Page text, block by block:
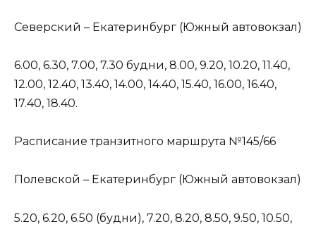
Северский – Екатеринбург (Южный автовокзал)
6.00, 6.30, 7.00, 7.30 будни, 8.00, 9.20, 10.20, 11.40,
12.00, 12.40, 13.40, 14.00, 14.40, 15.40, 16.00, 16.40,
17.40, 18.40.
Расписание транзитного маршрута №145/66
Полевской – Екатеринбург (Южный автовокзал)
5.20, 6.20, 6.50 (будни), 7.20, 8.20, 8.50, 9.50, 10.50,